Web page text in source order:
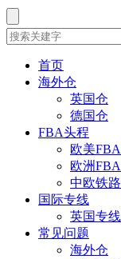
首页
海外仓
英国仓
德国仓
FBA头程
欧美
欧洲
中欧铁
国际专线
英国专线
常见问题
海外仓